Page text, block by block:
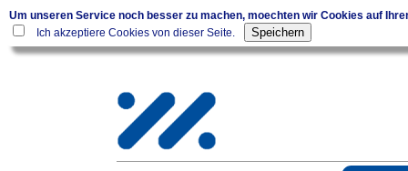
Um unseren Service noch besser zu machen, moechten wir Cookies auf
Ich akzeptiere Cookies von dieser Seite.